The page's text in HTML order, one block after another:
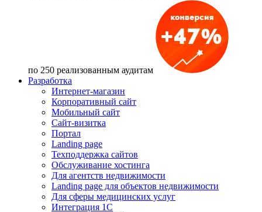
по 250 реализованным аудитам
Разработка
Интернет-магазин
Корпоративный сайт
Мобильный сайт
Сайт-визитка
Портал
Landing page
Техподдержка сайтов
Обслуживание хостинга
Для агентств недвижимости
Landing page для объектов недвижимости
Для сферы медицинских услуг
Интеграция 1С